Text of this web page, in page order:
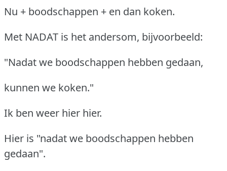
Nu + boodschappen + en dan koken.
Met NADAT is het andersom, bijvoorbeeld:
"Nadat we boodschappen hebben gedaan,
kunnen we koken."
Ik ben weer hier hier.
Hier is "nadat we boodschappen hebben
gedaan".